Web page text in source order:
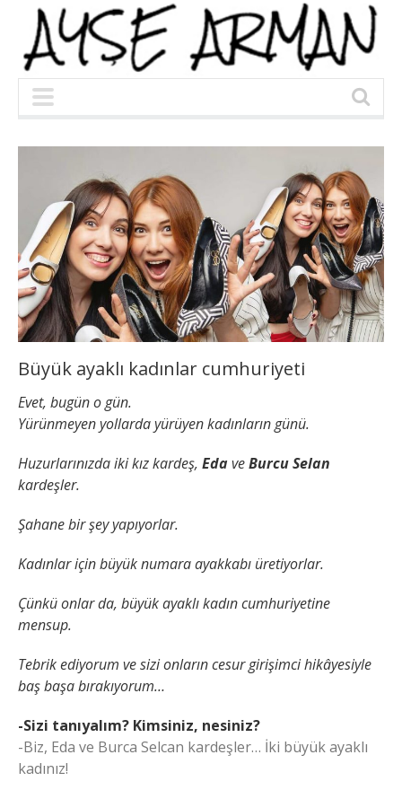
Büyük ayaklı kadınlar cumhuriyeti
Evet, bugün o gün.
Yürünmeyen yollarda yürüyen kadınların günü.
Huzurlarınızda iki kız kardeş, EdaveBurcu Selan
kardeşler.
Şahane bir şey yapıyorlar.
Kadınlar için büyük numara ayakkabı üretiyorlar.
Çünkü onlar da, büyük ayaklı kadın cumhuriyetine
mensup.
Tebrik ediyorum ve sizi onların cesur girişimci hikâyesiyle
baş başa bırakıyorum…
-Sizi tanıyalım? Kimsiniz, nesiniz?
-Biz, Eda ve Burca Selcan kardeşler… İki büyük ayaklı
kadınız!